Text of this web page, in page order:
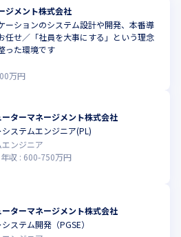
ジメント株式会社
ーションのシステム設計や開発、本番導
任せ／「社員を大事にする」という理念
った環境です
万円
ーターマネージメント株式会社
ステムエンジニア(PL)
ンジニア
年収 : 600-750万円
ーターマネージメント株式会社
ステム開発（PGSE）